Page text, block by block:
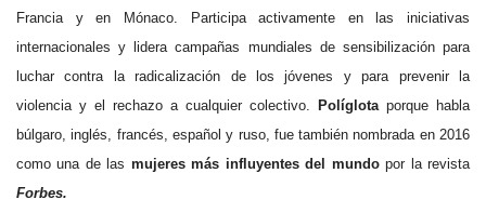
Francia y en Mónaco. Participa activamente en las iniciativas
internacionales y lidera campañas mundiales de sensibilización para
luchar contra la radicalización de los jóvenes y para prevenir la
violencia y el rechazo a cualquier colectivo.
Políglotaporque habla
búlgaro, inglés, francés, español y ruso, fue también nombrada en 2016
como una de las mujeres más influyentes del mundopor la revista
Forbes.